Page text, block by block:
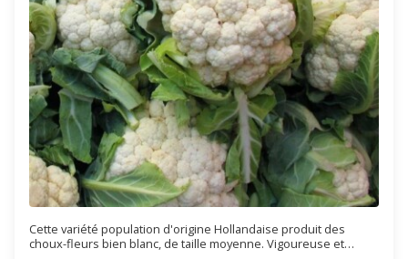
Cette variété population d'origine Hollandaise produit des
choux-fleurs bien blanc, de taille moyenne. Vigoureuse et